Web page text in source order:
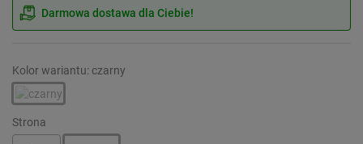
Darmowa dostawa dla Ciebie!
Kolor wariantu: czarny
Strona